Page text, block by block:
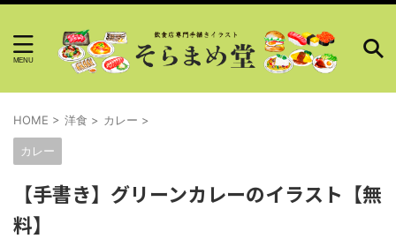
HOME > 洋食 > カレー >
カレー
【手書き】グリーンカレーのイラスト【無
料】